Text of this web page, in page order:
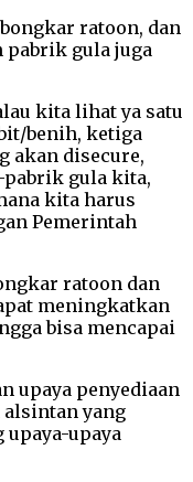
ratoon, dan
pabrik gula juga
kita lihat ya satu
benih, ketiga
akan disecure,
gula kita,
kita harus
Pemerintah
ratoon dan
meningkatkan
bisa mencapai
upaya penyediaan
alsintan yang
upaya-upaya